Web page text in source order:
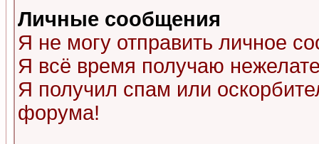
Личные сообщения
Я не могу отправить личное
Я всё время получаю
Я получил спам или
форума!